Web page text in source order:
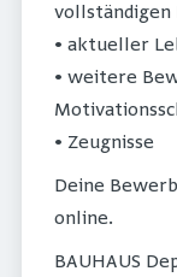
vollständigen
• aktueller
• weitere
• Zeugnisse
Deine
online.
BAUHAUS